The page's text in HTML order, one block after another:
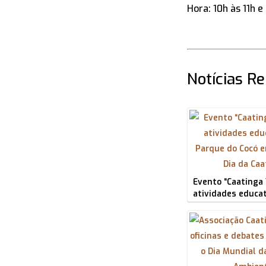
Hora: 10h às 11h
Notícias
Evento “Caatinga
atividades